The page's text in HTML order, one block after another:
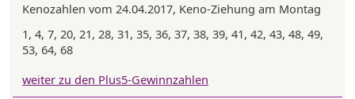
Kenozahlen vom 24.04.2017, Keno-Ziehung am Montag
1, 4, 7, 20, 21, 28, 31, 35, 36, 37, 38, 39, 41, 42, 43, 48, 49,
53, 64, 68
weiter zu den Plus5-Gewinnzahlen